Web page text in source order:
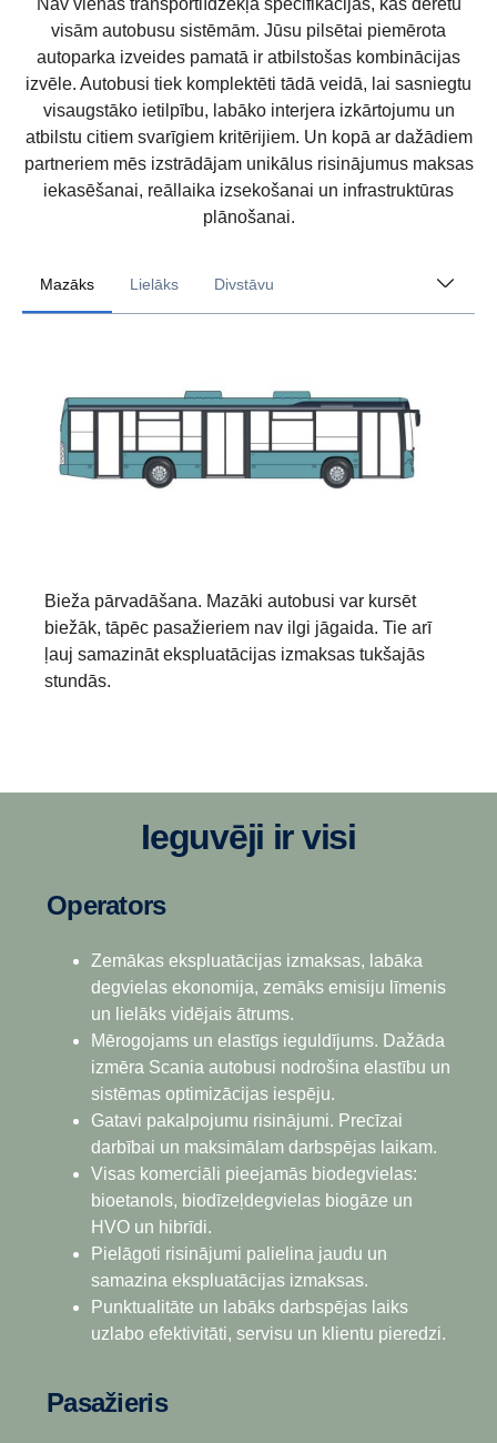
Nav vienas transportlīdzekļa specifikācijas, kas derētu
visām autobusu sistēmām. Jūsu pilsētai piemērota
autoparka izveides pamatā ir atbilstošas kombinācijas
izvēle. Autobusi tiek komplektēti tādā veidā, lai sasniegtu
visaugstāko ietilpību, labāko interjera izkārtojumu un
atbilstu citiem svarīgiem kritērijiem. Un kopā ar dažādiem
partneriem mēs izstrādājam unikālus risinājumus maksas
iekasēšanai, reāllaika izsekošanai un infrastruktūras
plānošanai.
Mazāks Lielāks Divstāvu
Bieža pārvadāšana. Mazāki autobusi var kursēt
biežāk, tāpēc pasažieriem nav ilgi jāgaida. Tie arī
ļauj samazināt ekspluatācijas izmaksas tukšajās
stundās.
Atbilst lielākiem pieprasījumiem. Lielāki modeļi ļauj
apmierināt lielāku pieprasījumu. Garākos
pārbraucienos apmierināti pasažieri ir sēdošie
pasažieri.
Mazāki satiksmes sastrēgumi. Ne visas pilsētas tika
būvētas autobusiem. Risinājumam - ieskatieties.
Divstāvu autobusi ļauj dubultot ietilpību, neradot
sastrēgumus.
Modeļi ar pagarināto riteņu bāzi. Tie ir ietilpīgi un
paredzēti tādiem gadījumiem, kad nepieciešams
autobuss, kas spēj pārvadāt tikpat pasažieru kā
vilciens.
Ieguvēji ir visi
Operators
Zemākas ekspluatācijas izmaksas, labāka
degvielas ekonomija, zemāks emisiju līmenis
un lielāks vidējais ātrums.
Mērogojams un elastīgs ieguldījums. Dažāda
izmēra Scania autobusi nodrošina elastību un
sistēmas optimizācijas iespēju.
Gatavi pakalpojumu risinājumi. Precīzai
darbībai un maksimālam darbspējas laikam.
Visas komerciāli pieejamās biodegvielas:
bioetanols, biodīzeļdegvielas biogāze un
HVO un hibrīdi.
Pielāgoti risinājumi palielina jaudu un
samazina ekspluatācijas izmaksas.
Punktualitāte un labāks darbspējas laiks
uzlabo efektivitāti, servisu un klientu pieredzi.
Pasažieris